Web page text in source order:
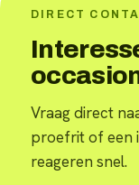
DIRECT
Vraag direct
proefrit of een
reageren snel.